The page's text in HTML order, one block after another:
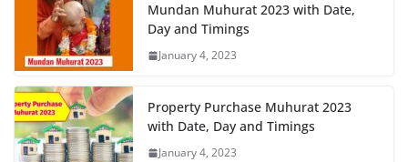
Mundan Muhurat 2023 with Date,
Day and Timings
January 4, 2023
Property Purchase Muhurat 2023
with Date, Day and Timings
January 4, 2023